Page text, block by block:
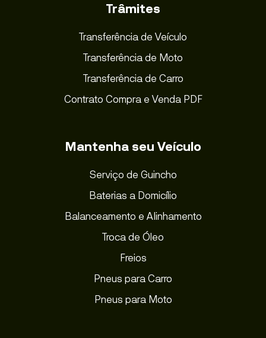
Trâmites
Transferência de Veículo
Transferência de Moto
Transferência de Carro
Contrato Compra e Venda PDF
Mantenha seu Veículo
Serviço de Guincho
Baterias a Domicílio
Balanceamento e Alinhamento
Troca de Óleo
Freios
Pneus para Carro
Pneus para Moto